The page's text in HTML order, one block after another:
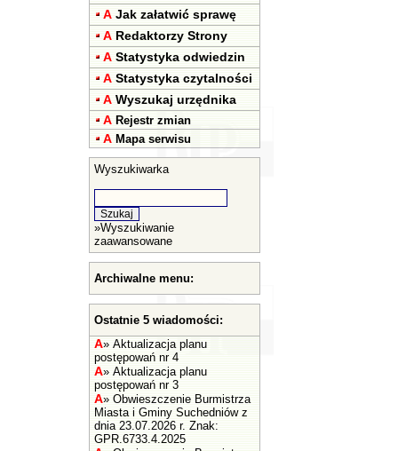
A Jak załatwić sprawę
A Redaktorzy Strony
A Statystyka odwiedzin
A Statystyka czytalności
A Wyszukaj urzędnika
A Rejestr zmian
A Mapa serwisu
Wyszukiwarka
»Wyszukiwanie
zaawansowane
Archiwalne menu:
Ostatnie 5 wiadomości:
A» Aktualizacja planu
postępowań nr 4
A» Aktualizacja planu
postępowań nr 3
A» Obwieszczenie Burmistrza
Miasta i Gminy Suchedniów z
dnia 23.07.2026 r. Znak:
GPR.6733.4.2025